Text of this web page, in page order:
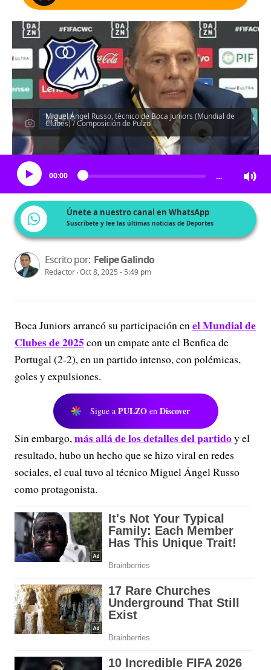
Miguel Ángel Russo, técnico de Boca Juniors (Mundial de
Clubes) / Composición de Pulzo
Escucha el artículo
00:00 …
Únete a nuestro canal en WhatsApp
Suscríbete y lee las últimas noticias de Deportes
Escrito por: Felipe Galindo
Redactor Oct 8, 2025 - 5:49 pm
Boca Juniors arrancó su participación enel Mundial de
Clubes de 2025con un empate ante el Benfica de
Portugal (2-2), en un partido intenso, con polémicas,
goles y expulsiones.
Sigue a PULZO en Discover
Sin embargo,más allá de los detalles del partidoy el
resultado, hubo un hecho que se hizo viral en redes
sociales, el cual tuvo al técnico Miguel Ángel Russo
como protagonista.